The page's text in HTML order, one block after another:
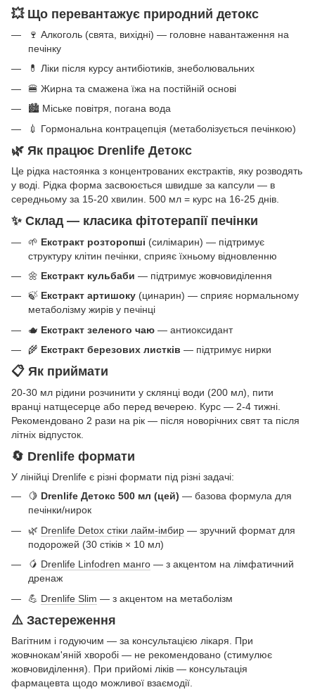
💥 Що перевантажує природний детокс
🍷 Алкоголь (свята, вихідні) — головне навантаження на
печінку
💊 Ліки після курсу антибіотиків, знеболювальних
🍔 Жирна та смажена їжа на постійній основі
🏙️ Міське повітря, погана вода
💉 Гормональна контрацепція (метаболізується печінкою)
🌿 Як працює Drenlife Детокс
Це рідка настоянка з концентрованих екстрактів, яку розводять
у воді. Рідка форма засвоюється швидше за капсули — в
середньому за 15-20 хвилин. 500 мл = курс на 16-25 днів.
✨ Склад — класика фітотерапії печінки
🌱 Екстракт розторопші (силімарин) — підтримує
структуру клітин печінки, сприяє їхньому відновленню
🌼 Екстракт кульбаби — підтримує жовчовиділення
🍃 Екстракт артишоку (цинарин) — сприяє нормальному
метаболізму жирів у печінці
🫖 Екстракт зеленого чаю — антиоксидант
🌾 Екстракт березових листків — підтримує нирки
📋 Як приймати
20-30 мл рідини розчинити у склянці води (200 мл), пити
вранці натщесерце або перед вечерею. Курс — 2-4 тижні.
Рекомендовано 2 рази на рік — після новорічних свят та після
літніх відпусток.
🔄 Drenlife формати
У лінійці Drenlife є різні формати під різні задачі:
🍋 Drenlife Детокс 500 мл (цей) — базова формула для
печінки/нирок
🌿 Drenlife Detox стіки лайм-імбир — зручний формат для
подорожей (30 стіків × 10 мл)
🥭 Drenlife Linfodren манго — з акцентом на лімфатичний
дренаж
💪 Drenlife Slim — з акцентом на метаболізм
⚠️ Застереження
Вагітним і годуючим — за консультацією лікаря. При
жовчнокам'яній хворобі — не рекомендовано (стимулює
жовчовиділення). При прийомі ліків — консультація
фармацевта щодо можливої взаємодії.